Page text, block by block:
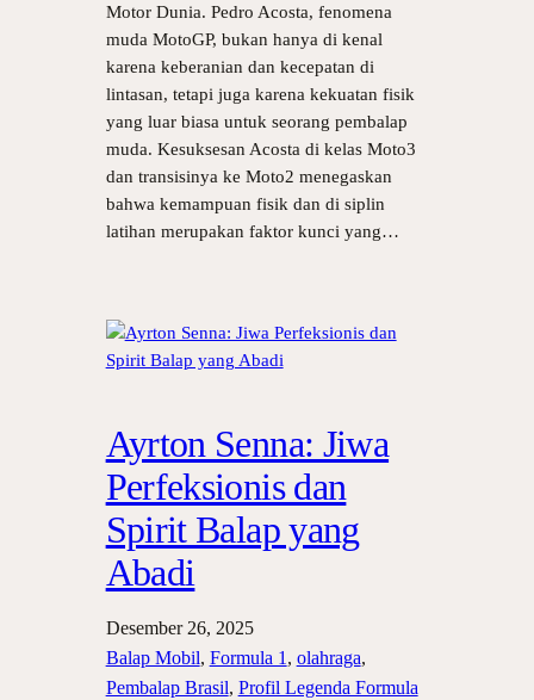
Motor Dunia. Pedro Acosta, fenomena
muda MotoGP, bukan hanya di kenal
karena keberanian dan kecepatan di
lintasan, tetapi juga karena kekuatan fisik
yang luar biasa untuk seorang pembalap
muda. Kesuksesan Acosta di kelas Moto3
dan transisinya ke Moto2 menegaskan
bahwa kemampuan fisik dan di siplin
latihan merupakan faktor kunci yang…
Ayrton Senna: Jiwa
Perfeksionis dan
Spirit Balap yang
Abadi
Desember 26, 2025
Balap Mobil, Formula 1 , olahraga
Pembalap Brasil, Profil Legenda Formula